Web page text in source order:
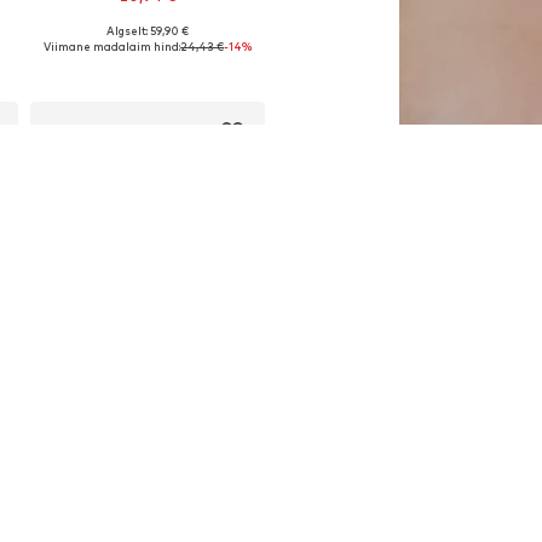
Saadaolevad suurused: S, L, XL
Algselt: 59,90 €
Viimane madalaim hind:24,43 €-14%